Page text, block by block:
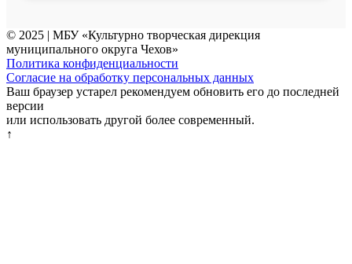
© 2025 | МБУ «Культурно творческая дирекция
муниципального округа Чехов»
Политика конфиденциальности
Согласие на обработку персональных данных
Ваш браузер устарел рекомендуем обновить его до последней
версии
или использовать другой более современный.
↑